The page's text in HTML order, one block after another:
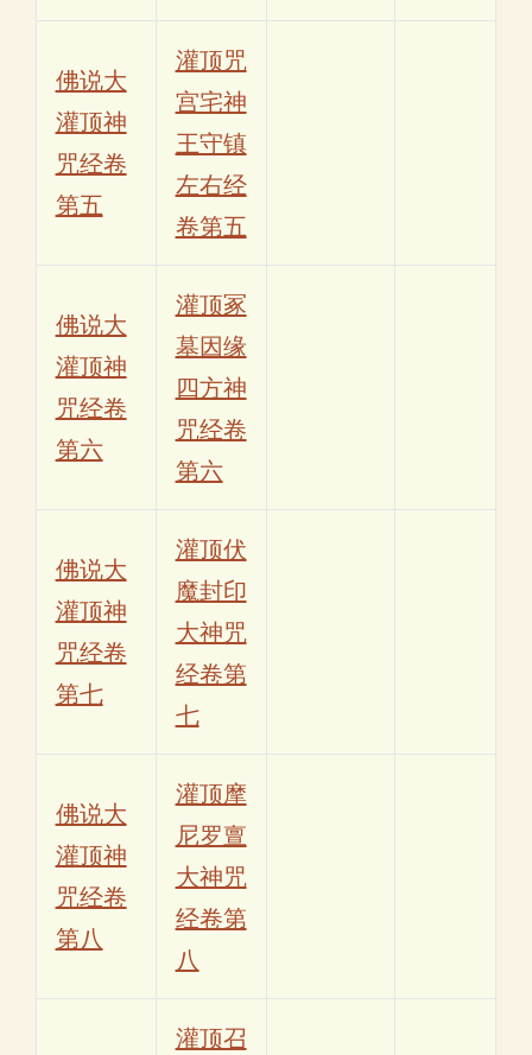
佛说大
灌顶神
咒经卷
第五
灌顶咒
宫宅神
王守镇
左右经
卷第五
佛说大
灌顶神
咒经卷
第六
灌顶冢
墓因缘
四方神
咒经卷
第六
佛说大
灌顶神
咒经卷
第七
灌顶伏
魔封印
大神咒
经卷第
七
佛说大
灌顶神
咒经卷
第八
灌顶摩
尼罗亶
大神咒
经卷第
八
灌顶召